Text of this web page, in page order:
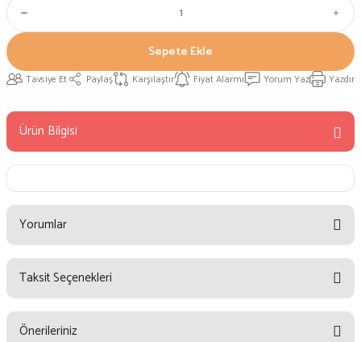
Sepete Ekle
Tavsiye Et Paylaş Karşılaştır Fiyat Alarmı Yorum Yaz Yazdır
Ürün Bilgisi
Yorumlar
Taksit Seçenekleri
Önerileriniz